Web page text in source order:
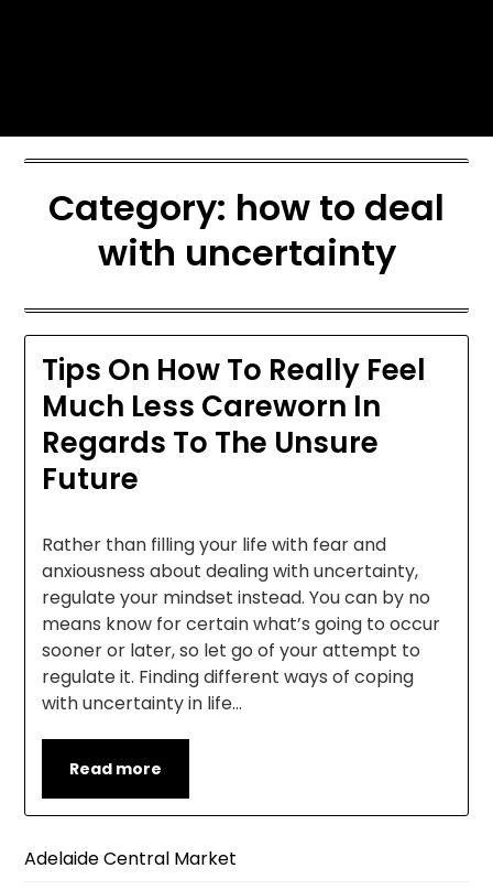
Category: how to deal
with uncertainty
Tips On How To Really Feel
Much Less Careworn In
Regards To The Unsure
Future
Rather than filling your life with fear and
anxiousness about dealing with uncertainty,
regulate your mindset instead. You can by no
means know for certain what’s going to occur
sooner or later, so let go of your attempt to
regulate it. Finding different ways of coping
with uncertainty in life…
Read more
Adelaide Central Market